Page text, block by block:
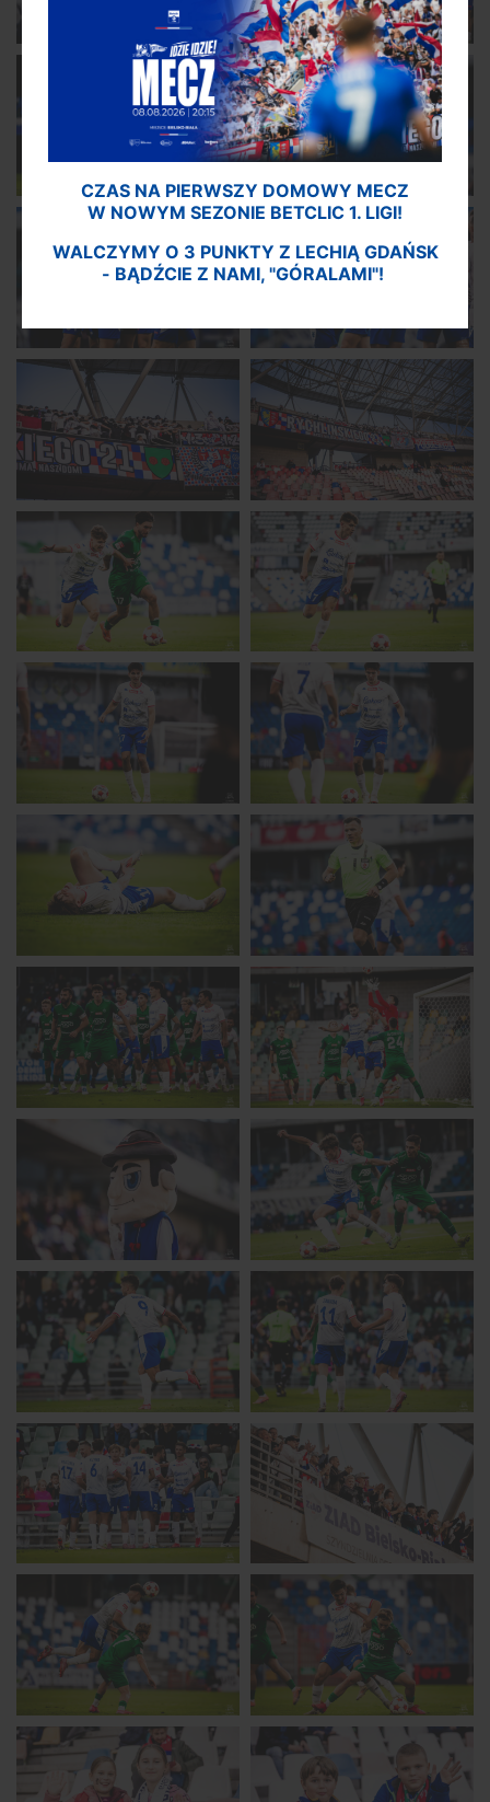
CZAS NA PIERWSZY DOMOWY MECZ
W NOWYM SEZONIE BETCLIC 1. LIGI!
WALCZYMY O 3 PUNKTY Z LECHIĄ GDAŃSK
- BĄDŹCIE Z NAMI, "GÓRALAMI"!